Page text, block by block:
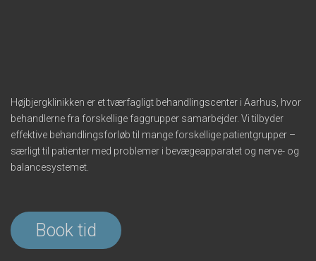
Højbjergklinikken er et tværfagligt behandlingscenter i Aarhus, hvor
behandlerne fra forskellige faggrupper samarbejder. Vi tilbyder
effektive behandlingsforløb til mange forskellige patientgrupper –
særligt til patienter med problemer i bevægeapparatet og nerve- og
balancesystemet.
Book tid